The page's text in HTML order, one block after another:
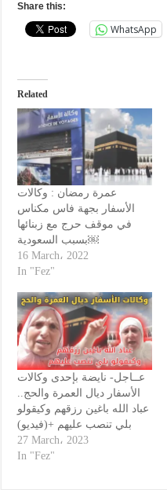
Share this:
WhatsApp
Related
عمرة رمضان : وكالات
الأسفار بجهة فاس مكناس
في موقف حرج مع زبنائها
بسبب السعودية￼
16 March، 2022
In "Fez"
عــاجل- نايضة بإحدى وكالات
الأسفار ديال العمرة والحج..
عباد الله باغين رزقهم وكيقولو
بلي تنصب عليهم +(فيديو)
27 March، 2023
In "Fez"